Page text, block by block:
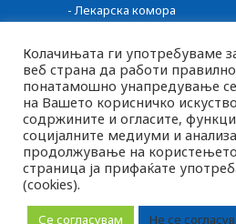
MK
-Лекарска комора
-Фонд за здравство
-Фармацевтска комора
-Агенција за Храна и
2026 © pluspharma.mk Сите
Колачињата ги употребуваме
веб страна да работи правилно
понатамошно унапредување
на Вашето корисничко
содржините и огласите,
социјалните медиуми и
продолжување на
страница ја прифаќате
(cookies).
Се согласувам Не се